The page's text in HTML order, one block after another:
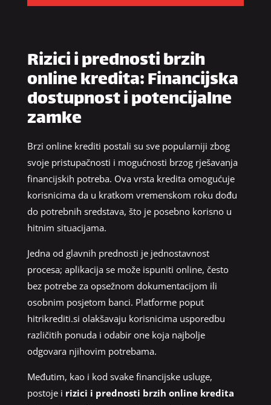
Rizici i prednosti brzih
online kredita: Financijska
dostupnost i potencijalne
zamke
Brzi online krediti postali su sve popularniji zbog
svoje pristupačnosti i mogućnosti brzog rješavanja
financijskih potreba. Ova vrsta kredita omogućuje
korisnicima da u kratkom vremenskom roku dođu
do potrebnih sredstava, što je posebno korisno u
hitnim situacijama.
Jedna od glavnih prednosti je jednostavnost
procesa; aplikacija se može ispuniti online, često
bez potrebe za opsežnom dokumentacijom ili
osobnim posjetom banci. Platforme poput
hitrikrediti.si olakšavaju korisnicima usporedbu
različitih ponuda i odabir one koja najbolje
odgovara njihovim potrebama.
Međutim, kao i kod svake financijske usluge,
postoje i rizici i prednosti brzih online kredita